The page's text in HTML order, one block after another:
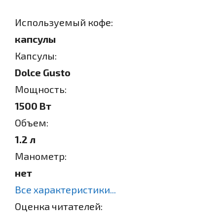
Используемый кофе:
капсулы
Капсулы:
Dolce Gusto
Мощность:
1500 Вт
Объем:
1.2 л
Манометр:
нет
Все характеристики...
Оценка читателей: